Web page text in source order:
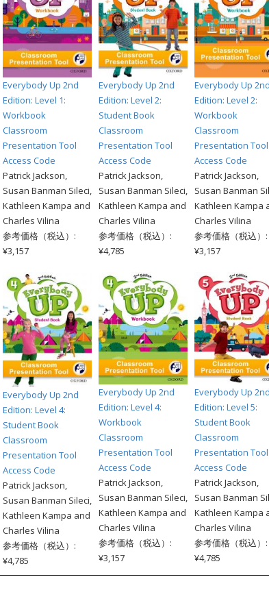
Everybody Up 2nd
Edition: Level 1:
Workbook
Classroom
Presentation Tool
Access Code
Patrick Jackson,
Susan Banman Sileci,
Kathleen Kampa and
Charles Vilina
参考価格（税込）:
¥3,157
Everybody Up 2nd
Edition: Level 2:
Student Book
Classroom
Presentation Tool
Access Code
Patrick Jackson,
Susan Banman Sileci,
Kathleen Kampa and
Charles Vilina
参考価格（税込）:
¥4,785
Everybody Up 2nd
Edition: Level 2:
Workbook
Classroom
Presentation Tool
Access Code
Patrick Jackson,
Susan Banman
Kathleen Kampa
Charles Vilina
参考価格（税込）:
¥3,157
Everybody Up 2nd
Edition: Level 4:
Student Book
Classroom
Presentation Tool
Access Code
Patrick Jackson,
Susan Banman Sileci,
Kathleen Kampa and
Charles Vilina
参考価格（税込）:
¥4,785
Everybody Up 2nd
Edition: Level 4:
Workbook
Classroom
Presentation Tool
Access Code
Patrick Jackson,
Susan Banman Sileci,
Kathleen Kampa and
Charles Vilina
参考価格（税込）:
¥3,157
Everybody Up 2nd
Edition: Level 5:
Student Book
Classroom
Presentation Tool
Access Code
Patrick Jackson,
Susan Banman
Kathleen Kampa
Charles Vilina
参考価格（税込）:
¥4,785